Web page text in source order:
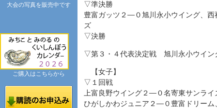
▽準決勝
豊富ガッツ２―０旭川永小ウイング、
ズ
▽決勝
▽第３・４代表決定戦 旭川永小ウイン
【女子】
▽１回戦
上富良野ウイング２―０名寄東サンラ
ひがしかわジュニア２―０豊富ドリー
大会の写真を販売中です
ご購入はこちらから